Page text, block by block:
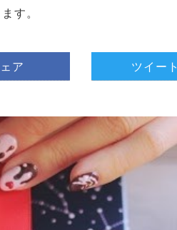
す。
ア ツイート